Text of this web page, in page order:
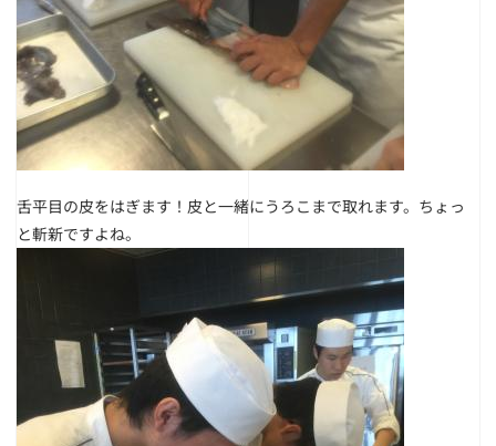
舌平目の皮をはぎます！ 皮と一緒にうろこまで取れます。ちょっ
と斬新ですよね。